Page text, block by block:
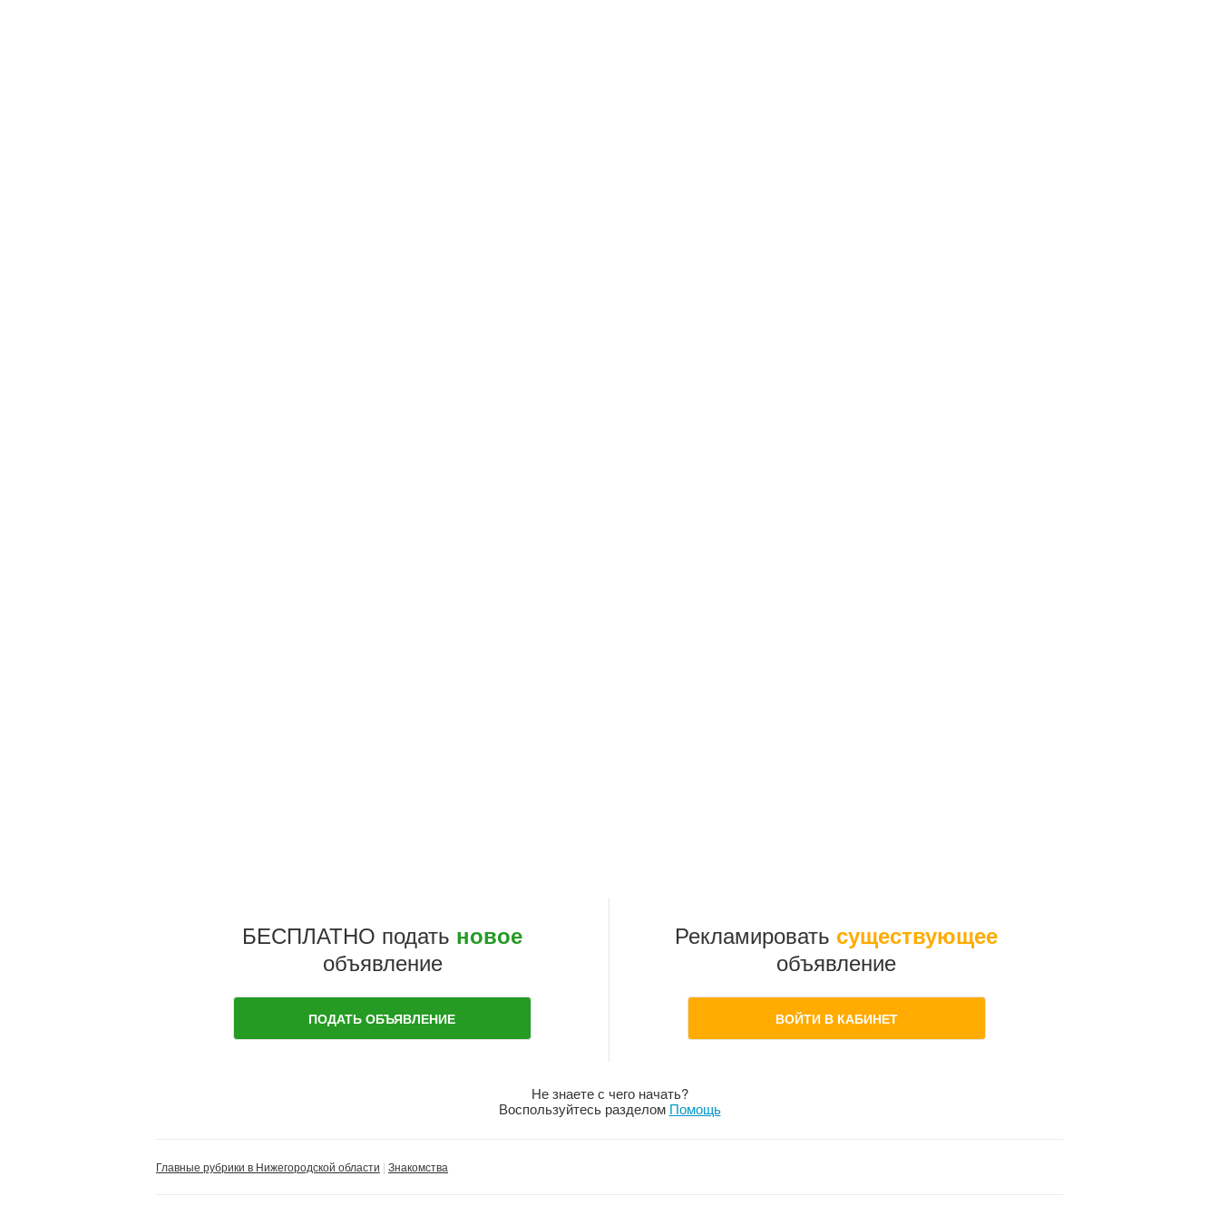
БЕСПЛАТНО подать новое
объявление
ПОДАТЬ ОБЪЯВЛЕНИЕ
Рекламировать существующее
объявление
ВОЙТИ В КАБИНЕТ
Не знаете с чего начать?
Воспользуйтесь разделом Помощь
Главные рубрики в Нижегородской области Знакомства